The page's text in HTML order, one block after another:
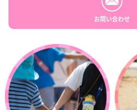
お問い合わせ